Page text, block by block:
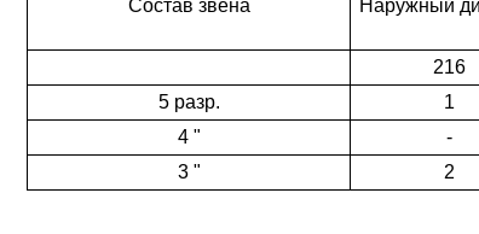
Состав звена
Наружный
216
5 разр.
1
4 "
-
3 "
2